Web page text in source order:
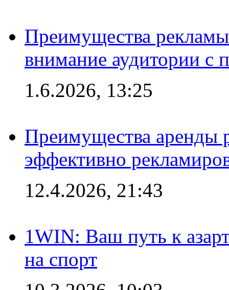
Преимущества
внимание аудитории
1.6.2026, 13:25
Преимущества аренды
эффективно
12.4.2026, 21:43
1WIN: Ваш путь к
на спорт